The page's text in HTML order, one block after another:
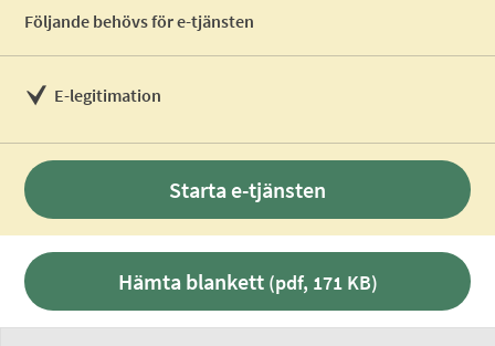
Följande behövs för e-tjänsten
E-legitimation
Starta e-tjänsten
Hämta blankett(pdf, 171 KB)